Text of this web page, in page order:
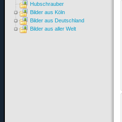
Hubschrauber
Bilder aus Köln
Bilder aus Deutschland
Bilder aus aller Welt